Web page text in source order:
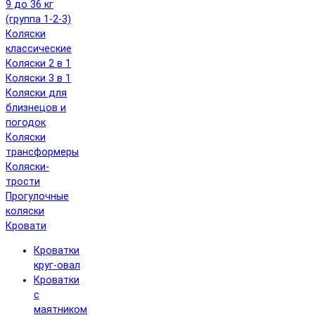
9 до 36 кг
(группа 1-2-3)
Коляски
классические
Коляски 2 в 1
Коляски 3 в 1
Коляски для
близнецов и
погодок
Коляски
трансформеры
Коляски-
трости
Прогулочные
коляски
Кровати
Кроватки
круг-овал
Кроватки
с
маятником